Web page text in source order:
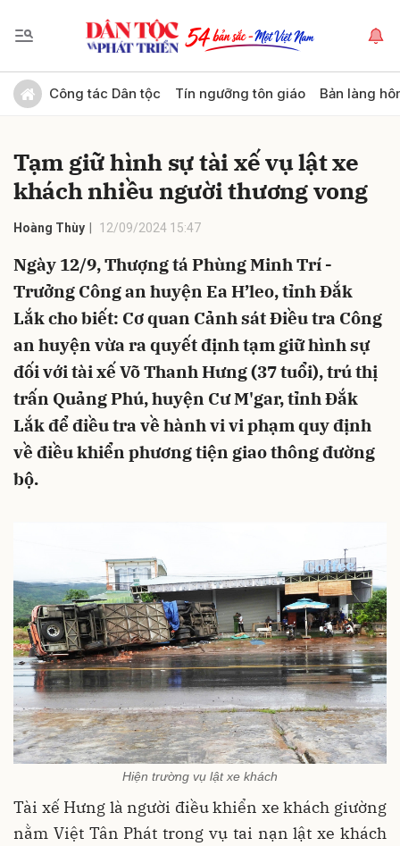
Công tác Dân tộc Tín ngưỡng tôn giáo Bản làng
Tạm giữ hình sự tài xế vụ lật xe
khách nhiều người thương vong
Hoàng Thùy 12/09/2024 15:47
Ngày 12/9, Thượng tá Phùng Minh Trí -
Trưởng Công an huyện Ea H’leo, tỉnh Đắk
Lắk cho biết: Cơ quan Cảnh sát Điều tra Công
an huyện vừa ra quyết định tạm giữ hình sự
đối với tài xế Võ Thanh Hưng (37 tuổi), trú thị
trấn Quảng Phú, huyện Cư M'gar, tỉnh Đắk
Lắk để điều tra về hành vi vi phạm quy định
về điều khiển phương tiện giao thông đường
bộ.
Hiện trường vụ lật xe khách
Tài xế Hưng là người điều khiển xe khách giường
nằm Việt Tân Phát trong vụ tai nạn lật xe khách
Gửi bình luận
Hủy